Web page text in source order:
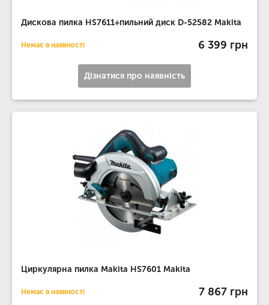
Дискова пилка HS7611+пильний диск D-52582 Makita
Немає в наявності 6 399 грн
Дізнатися про наявність
Циркулярна пилка Makita HS7601 Makita
Немає в наявності 7 867 грн